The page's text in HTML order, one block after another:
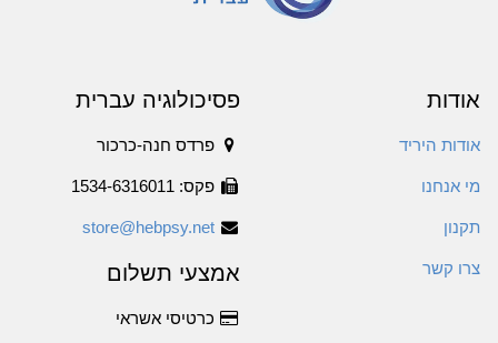
אודות
אודות היריד
מי אנחנו
תקנון
צרו קשר
פסיכולוגיה עברית
פרדס חנה-כרכור
פקס: 1534-6316011
store@hebpsy.net
אמצעי תשלום
כרטיסי אשראי